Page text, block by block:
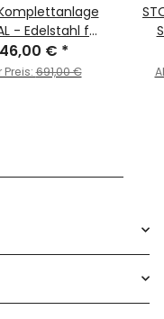
- Edelstahl für
- Versys 650
> 2020 -
€ *
Preis:691,00 €